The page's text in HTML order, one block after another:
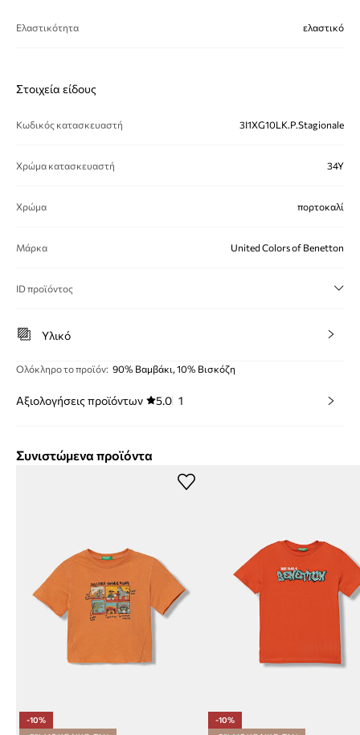
Ελαστικότητα ελαστικό
Στοιχεία είδους
Κωδικός κατασκευαστή 3I1XG10LK.P.Stagionale
Χρώμα κατασκευαστή 34Y
Χρώμα πορτοκαλί
Μάρκα United Colors of Benetton
ID προϊόντος
Υλικό
Ολόκληρο το προϊόν: 90% Βαμβάκι, 10% Βισκόζη
Αξιολογήσεις προϊόντων 5.0 1
Συνιστώμενα προϊόντα
-10%
-10%